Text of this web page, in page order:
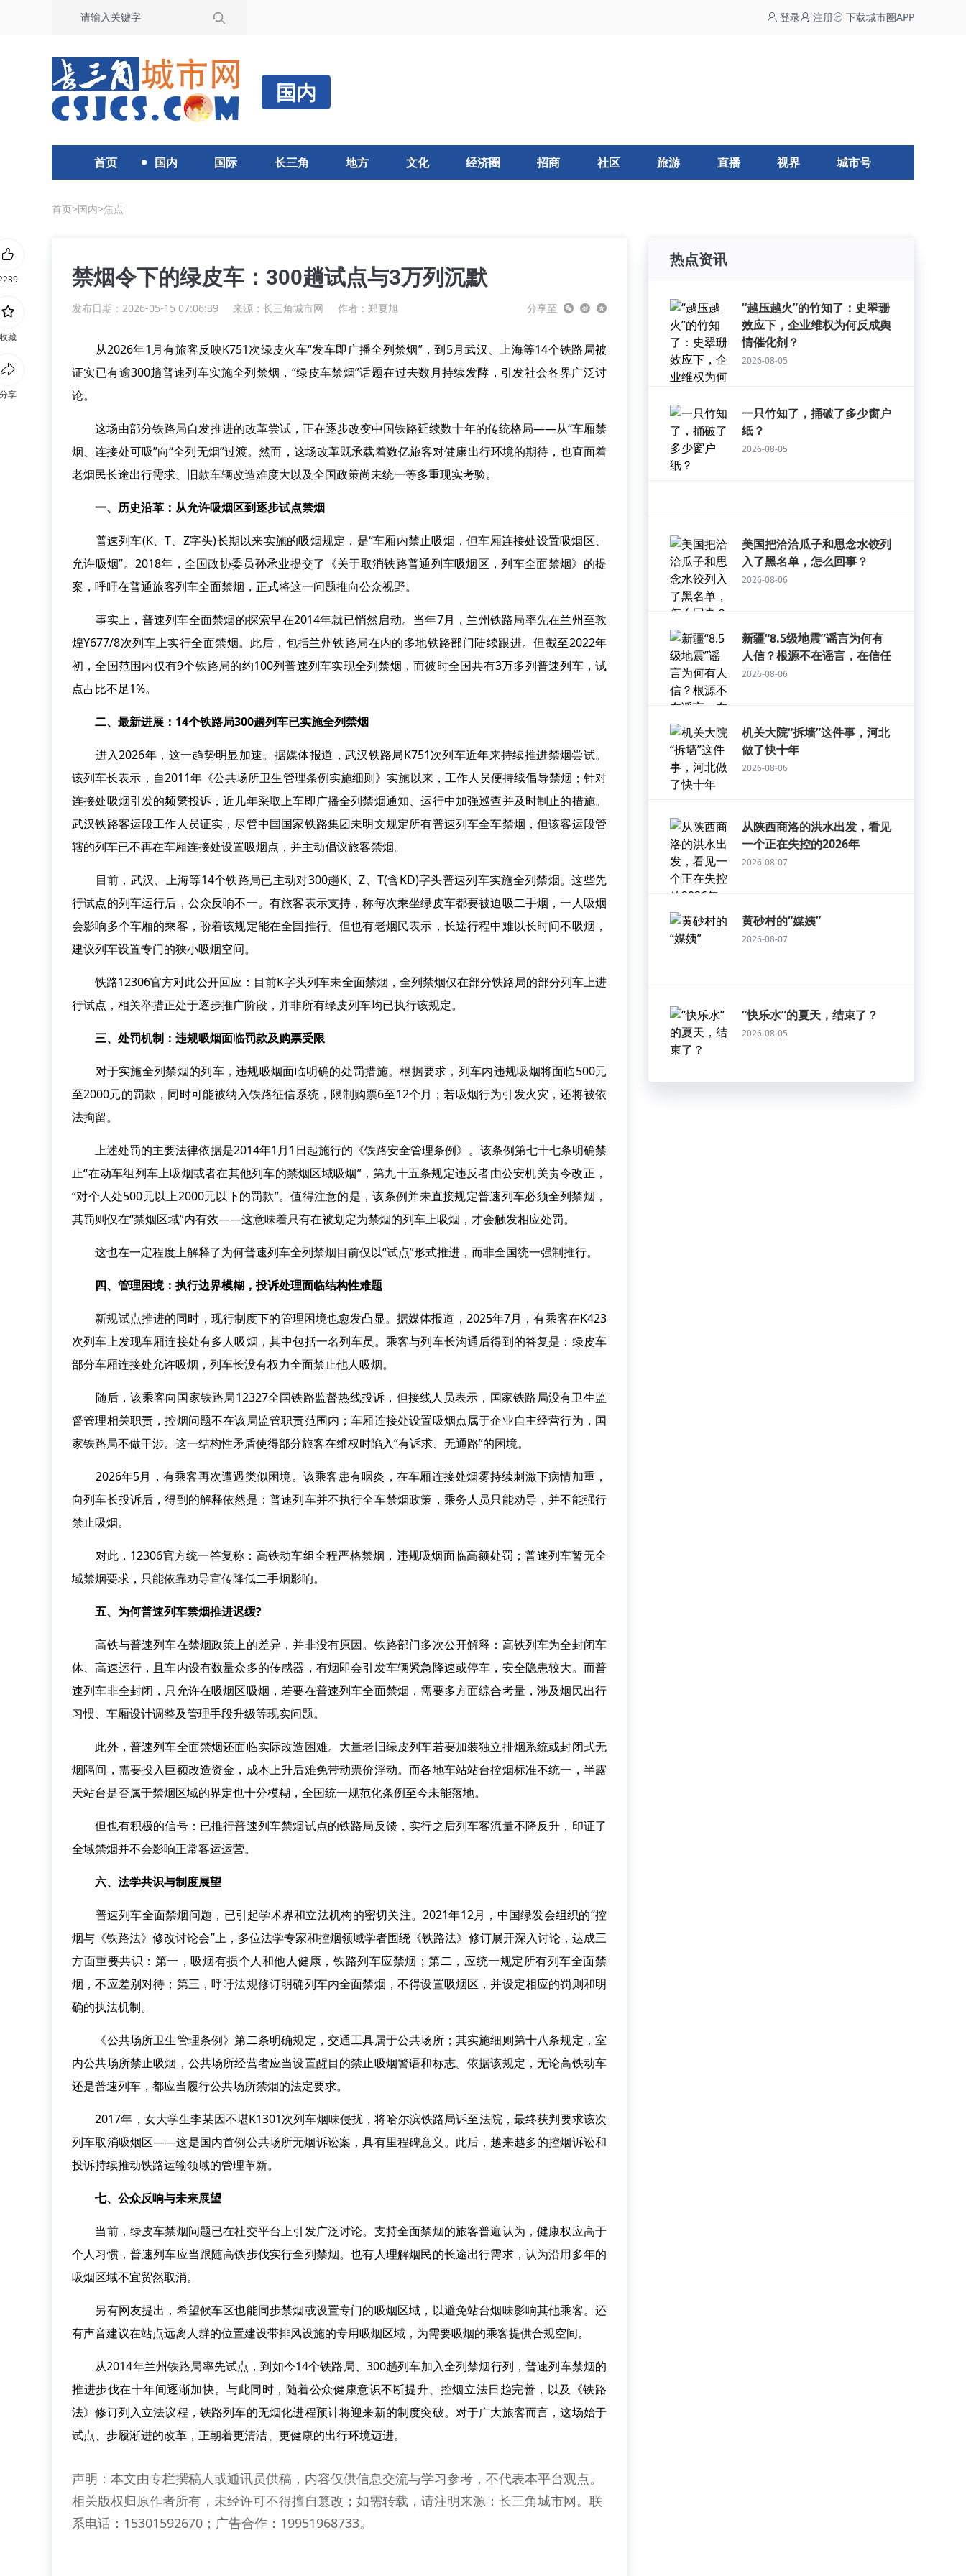
登录 注册 下载城市圈APP
国内
首页 国内 国际 长三角 地方 文化 经济圈 招商 社区 旅游 直播 视界 城市号
首页>国内>焦点
禁烟令下的绿皮车：300趟试点与3万列沉默
发布日期：2026-05-15 07:06:39 来源： 长三角城市网 作者： 郑夏旭 分享至
从2026年1月有旅客反映K751次绿皮火车“发车即广播全列禁烟”，到5月武汉、上海等14个铁路局被
证实已有逾300趟普速列车实施全列禁烟，“绿皮车禁烟”话题在过去数月持续发酵，引发社会各界广泛讨
论。
这场由部分铁路局自发推进的改革尝试，正在逐步改变中国铁路延续数十年的传统格局——从“车厢禁
烟、连接处可吸”向“全列无烟”过渡。然而，这场改革既承载着数亿旅客对健康出行环境的期待，也直面着
老烟民长途出行需求、旧款车辆改造难度大以及全国政策尚未统一等多重现实考验。
一、历史沿革：从允许吸烟区到逐步试点禁烟
普速列车(K、T、Z字头)长期以来实施的吸烟规定，是“车厢内禁止吸烟，但车厢连接处设置吸烟区、
允许吸烟”。2018年，全国政协委员孙承业提交了《关于取消铁路普通列车吸烟区，列车全面禁烟》的提
案，呼吁在普通旅客列车全面禁烟，正式将这一问题推向公众视野。
事实上，普速列车全面禁烟的探索早在2014年就已悄然启动。当年7月，兰州铁路局率先在兰州至敦
煌Y677/8次列车上实行全面禁烟。此后，包括兰州铁路局在内的多地铁路部门陆续跟进。但截至2022年
初，全国范围内仅有9个铁路局的约100列普速列车实现全列禁烟，而彼时全国共有3万多列普速列车，试
点占比不足1%。
二、最新进展：14个铁路局300趟列车已实施全列禁烟
进入2026年，这一趋势明显加速。据媒体报道，武汉铁路局K751次列车近年来持续推进禁烟尝试。
该列车长表示，自2011年《公共场所卫生管理条例实施细则》实施以来，工作人员便持续倡导禁烟；针对
连接处吸烟引发的频繁投诉，近几年采取上车即广播全列禁烟通知、运行中加强巡查并及时制止的措施。
武汉铁路客运段工作人员证实，尽管中国国家铁路集团未明文规定所有普速列车全车禁烟，但该客运段管
辖的列车已不再在车厢连接处设置吸烟点，并主动倡议旅客禁烟。
目前，武汉、上海等14个铁路局已主动对300趟K、Z、T(含KD)字头普速列车实施全列禁烟。这些先
行试点的列车运行后，公众反响不一。有旅客表示支持，称每次乘坐绿皮车都要被迫吸二手烟，一人吸烟
会影响多个车厢的乘客，盼着该规定能在全国推行。但也有老烟民表示，长途行程中难以长时间不吸烟，
建议列车设置专门的狭小吸烟空间。
铁路12306官方对此公开回应：目前K字头列车未全面禁烟，全列禁烟仅在部分铁路局的部分列车上进
行试点，相关举措正处于逐步推广阶段，并非所有绿皮列车均已执行该规定。
三、处罚机制：违规吸烟面临罚款及购票受限
对于实施全列禁烟的列车，违规吸烟面临明确的处罚措施。根据要求，列车内违规吸烟将面临500元
至2000元的罚款，同时可能被纳入铁路征信系统，限制购票6至12个月；若吸烟行为引发火灾，还将被依
法拘留。
上述处罚的主要法律依据是2014年1月1日起施行的《铁路安全管理条例》。该条例第七十七条明确禁
止“在动车组列车上吸烟或者在其他列车的禁烟区域吸烟”，第九十五条规定违反者由公安机关责令改正，
“对个人处500元以上2000元以下的罚款”。值得注意的是，该条例并未直接规定普速列车必须全列禁烟，
其罚则仅在“禁烟区域”内有效——这意味着只有在被划定为禁烟的列车上吸烟，才会触发相应处罚。
这也在一定程度上解释了为何普速列车全列禁烟目前仅以“试点”形式推进，而非全国统一强制推行。
四、管理困境：执行边界模糊，投诉处理面临结构性难题
新规试点推进的同时，现行制度下的管理困境也愈发凸显。据媒体报道，2025年7月，有乘客在K423
次列车上发现车厢连接处有多人吸烟，其中包括一名列车员。乘客与列车长沟通后得到的答复是：绿皮车
部分车厢连接处允许吸烟，列车长没有权力全面禁止他人吸烟。
随后，该乘客向国家铁路局12327全国铁路监督热线投诉，但接线人员表示，国家铁路局没有卫生监
督管理相关职责，控烟问题不在该局监管职责范围内；车厢连接处设置吸烟点属于企业自主经营行为，国
家铁路局不做干涉。这一结构性矛盾使得部分旅客在维权时陷入“有诉求、无通路”的困境。
2026年5月，有乘客再次遭遇类似困境。该乘客患有咽炎，在车厢连接处烟雾持续刺激下病情加重，
向列车长投诉后，得到的解释依然是：普速列车并不执行全车禁烟政策，乘务人员只能劝导，并不能强行
禁止吸烟。
对此，12306官方统一答复称：高铁动车组全程严格禁烟，违规吸烟面临高额处罚；普速列车暂无全
域禁烟要求，只能依靠劝导宣传降低二手烟影响。
五、为何普速列车禁烟推进迟缓?
高铁与普速列车在禁烟政策上的差异，并非没有原因。铁路部门多次公开解释：高铁列车为全封闭车
体、高速运行，且车内设有数量众多的传感器，有烟即会引发车辆紧急降速或停车，安全隐患较大。而普
速列车非全封闭，只允许在吸烟区吸烟，若要在普速列车全面禁烟，需要多方面综合考量，涉及烟民出行
习惯、车厢设计调整及管理手段升级等现实问题。
此外，普速列车全面禁烟还面临实际改造困难。大量老旧绿皮列车若要加装独立排烟系统或封闭式无
烟隔间，需要投入巨额改造资金，成本上升后难免带动票价浮动。而各地车站站台控烟标准不统一，半露
天站台是否属于禁烟区域的界定也十分模糊，全国统一规范化条例至今未能落地。
但也有积极的信号：已推行普速列车禁烟试点的铁路局反馈，实行之后列车客流量不降反升，印证了
全域禁烟并不会影响正常客运运营。
六、法学共识与制度展望
普速列车全面禁烟问题，已引起学术界和立法机构的密切关注。2021年12月，中国绿发会组织的“控
烟与《铁路法》修改讨论会”上，多位法学专家和控烟领域学者围绕《铁路法》修订展开深入讨论，达成三
方面重要共识：第一，吸烟有损个人和他人健康，铁路列车应禁烟；第二，应统一规定所有列车全面禁
烟，不应差别对待；第三，呼吁法规修订明确列车内全面禁烟，不得设置吸烟区，并设定相应的罚则和明
确的执法机制。
《公共场所卫生管理条例》第二条明确规定，交通工具属于公共场所；其实施细则第十八条规定，室
内公共场所禁止吸烟，公共场所经营者应当设置醒目的禁止吸烟警语和标志。依据该规定，无论高铁动车
还是普速列车，都应当履行公共场所禁烟的法定要求。
2017年，女大学生李某因不堪K1301次列车烟味侵扰，将哈尔滨铁路局诉至法院，最终获判要求该次
列车取消吸烟区——这是国内首例公共场所无烟诉讼案，具有里程碑意义。此后，越来越多的控烟诉讼和
投诉持续推动铁路运输领域的管理革新。
七、公众反响与未来展望
当前，绿皮车禁烟问题已在社交平台上引发广泛讨论。支持全面禁烟的旅客普遍认为，健康权应高于
个人习惯，普速列车应当跟随高铁步伐实行全列禁烟。也有人理解烟民的长途出行需求，认为沿用多年的
吸烟区域不宜贸然取消。
另有网友提出，希望候车区也能同步禁烟或设置专门的吸烟区域，以避免站台烟味影响其他乘客。还
有声音建议在站点远离人群的位置建设带排风设施的专用吸烟区域，为需要吸烟的乘客提供合规空间。
从2014年兰州铁路局率先试点，到如今14个铁路局、300趟列车加入全列禁烟行列，普速列车禁烟的
推进步伐在十年间逐渐加快。与此同时，随着公众健康意识不断提升、控烟立法日趋完善，以及《铁路
法》修订列入立法议程，铁路列车的无烟化进程预计将迎来新的制度突破。对于广大旅客而言，这场始于
试点、步履渐进的改革，正朝着更清洁、更健康的出行环境迈进。
声明：本文由专栏撰稿人或通讯员供稿，内容仅供信息交流与学习参考，不代表本平台观点。
相关版权归原作者所有，未经许可不得擅自篡改；如需转载，请注明来源：长三角城市网。联
系电话：15301592670；广告合作：19951968733。
热点资讯
“越压越火”的竹知了：史翠珊
效应下，企业维权为何反成舆
情催化剂？
2026-08-05
一只竹知了，捅破了多少窗户
纸？
2026-08-05
美国把洽洽瓜子和思念水饺列
入了黑名单，怎么回事？
2026-08-06
新疆“8.5级地震”谣言为何有
人信？根源不在谣言，在信任
2026-08-06
机关大院“拆墙”这件事，河北
做了快十年
2026-08-06
从陕西商洛的洪水出发，看见
一个正在失控的2026年
2026-08-07
黄砂村的“媒姨”
2026-08-07
“快乐水”的夏天，结束了？
2026-08-05
收藏
分享